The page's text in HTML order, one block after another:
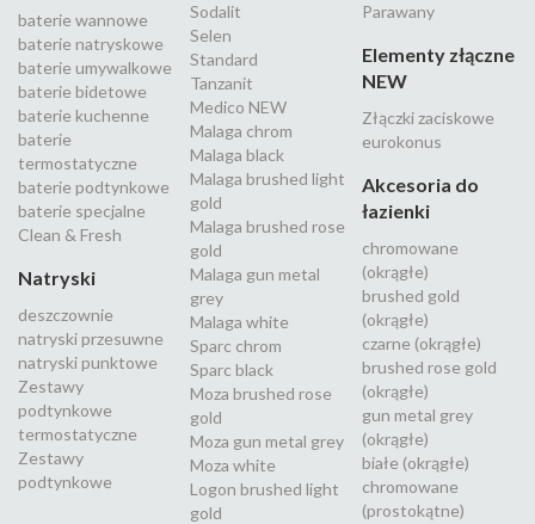
baterie wannowe
baterie natryskowe
baterie umywalkowe
baterie bidetowe
baterie kuchenne
baterie
termostatyczne
baterie podtynkowe
baterie specjalne
Clean & Fresh
Natryski
deszczownie
natryski przesuwne
natryski punktowe
Zestawy
podtynkowe
termostatyczne
Zestawy
podtynkowe
Sodalit
Selen
Standard
Tanzanit
Medico NEW
Malaga chrom
Malaga black
Malaga brushed light
gold
Malaga brushed rose
gold
Malaga gun metal
grey
Malaga white
Sparc chrom
Sparc black
Moza brushed rose
gold
Moza gun metal grey
Moza white
Logon brushed light
gold
Parawany
Elementy złączne
NEW
Złączki zaciskowe
eurokonus
Akcesoria do
łazienki
chromowane
(okrągłe)
brushed gold
(okrągłe)
czarne (okrągłe)
brushed rose gold
(okrągłe)
gun metal grey
(okrągłe)
białe (okrągłe)
chromowane
(prostokątne)